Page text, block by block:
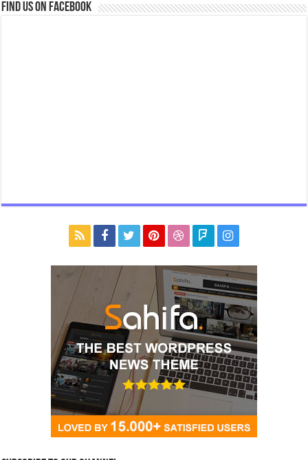
Find us on Facebook